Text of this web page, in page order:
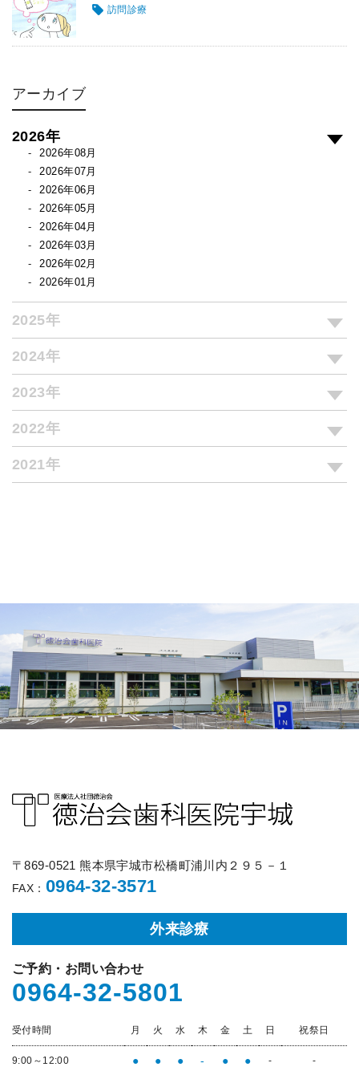
訪問診療
アーカイブ
2026年
2026年08月
2026年07月
2026年06月
2026年05月
2026年04月
2026年03月
2026年02月
2026年01月
2025年
2024年
2023年
2022年
2021年
〒869-0521 熊本県宇城市松橋町浦川内２９５－１
FAX： 0964-32-3571
外来診療
ご予約・お問い合わせ
0964-32-5801
受付時間 月 火 水 木 金 土 日 祝祭日
9:00～12:00 ● ● ● - ● ● - -